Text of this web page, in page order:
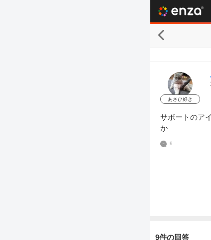
あさひ好き
サポートのア
か
9
9件の回答